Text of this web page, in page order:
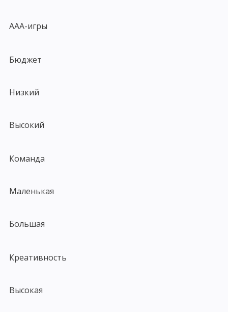
AAA-игры
Бюджет
Низкий
Высокий
Команда
Маленькая
Большая
Креативность
Высокая